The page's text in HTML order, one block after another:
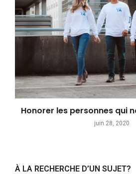
Honorer les personnes qui
juin 28, 2020
À LA RECHERCHE D’UN SUJET?